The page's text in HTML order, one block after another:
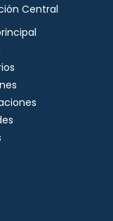
Central